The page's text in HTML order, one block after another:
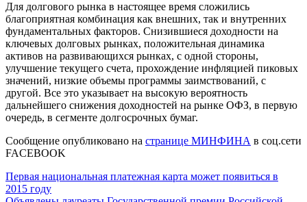
Для долгового рынка в настоящее время сложились
благоприятная комбинация как внешних, так и внутренних
фундаментальных факторов. Снизившиеся доходности на
ключевых долговых рынках, положительная динамика
активов на развивающихся рынках, с одной стороны,
улучшение текущего счета, прохождение инфляцией пиковых
значений, низкие объемы программы заимствований, с
другой. Все это указывает на высокую вероятность
дальнейшего снижения доходностей на рынке ОФЗ, в первую
очередь, в сегменте долгосрочных бумаг.
Сообщение опубликовано на странице МИНФИНА в соц.сети
FACEBOOK
Навигация
по
Первая национальная платежная карта может появиться в
2015 году